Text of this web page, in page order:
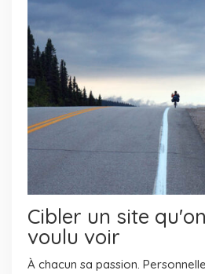
Cibler un site
voulu voir
À chacun sa passion.